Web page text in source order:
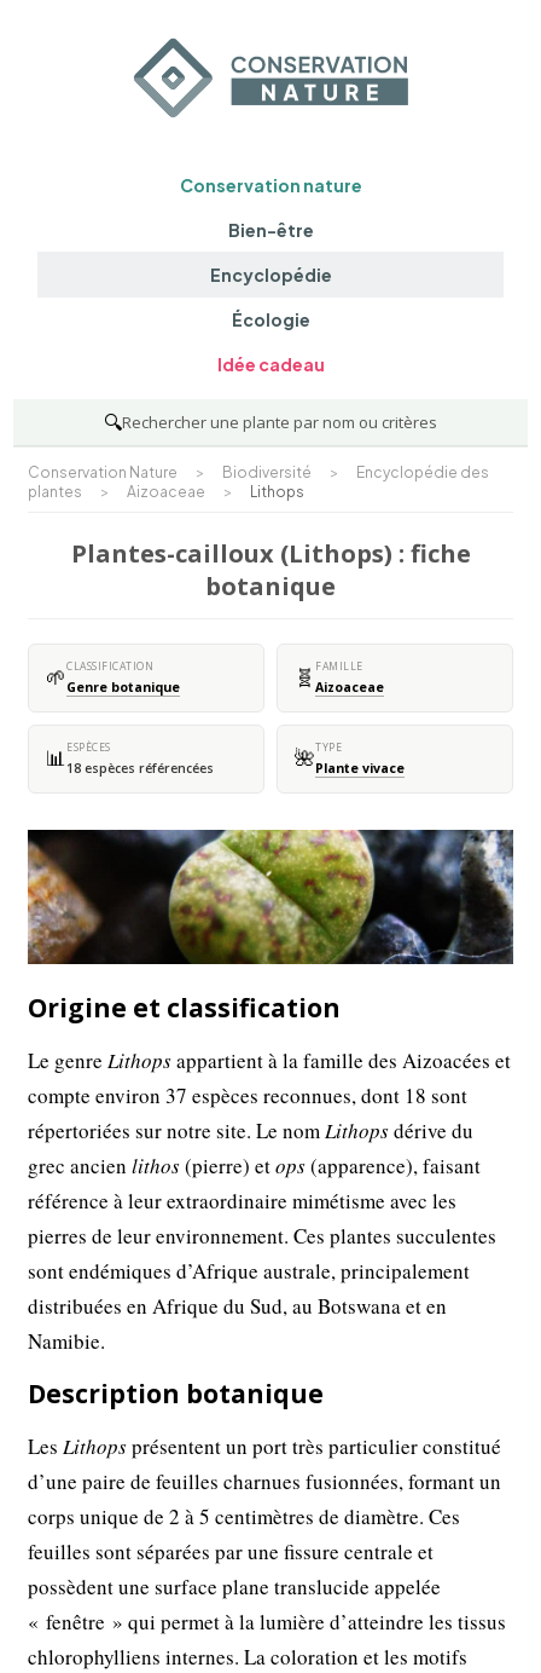
Conservation nature
Bien-être
Encyclopédie
Écologie
Idée cadeau
🔍Rechercher une plante par nom ou critères
Conservation Nature > Biodiversité >
Encyclopédie des
plantes
> Aizoaceae > Lithops
Plantes-cailloux (Lithops) : fiche
botanique
🌱CLASSIFICATION
Genre botanique 🧬 FAMILLE
Aizoaceae
📊ESPÈCES
18 espèces référencées 🌺TYPE
Plante vivace
Origine et classification
Le genreLithopsappartient à la famille des Aizoacées et
compte environ 37 espèces reconnues, dont 18 sont
répertoriées sur notre site. Le nomLithopsdérive du
grec ancienlithos(pierre) etops(apparence), faisant
référence à leur extraordinaire mimétisme avec les
pierres de leur environnement. Ces plantes succulentes
sont endémiques d’Afrique australe, principalement
distribuées en Afrique du Sud, au Botswana et en
Namibie.
Description botanique
LesLithopsprésentent un port très particulier constitué
d’une paire de feuilles charnues fusionnées, formant un
corps unique de 2 à 5 centimètres de diamètre. Ces
feuilles sont séparées par une fissure centrale et
possèdent une surface plane translucide appelée
« fenêtre » qui permet à la lumière d’atteindre les tissus
chlorophylliens internes. La coloration et les motifs